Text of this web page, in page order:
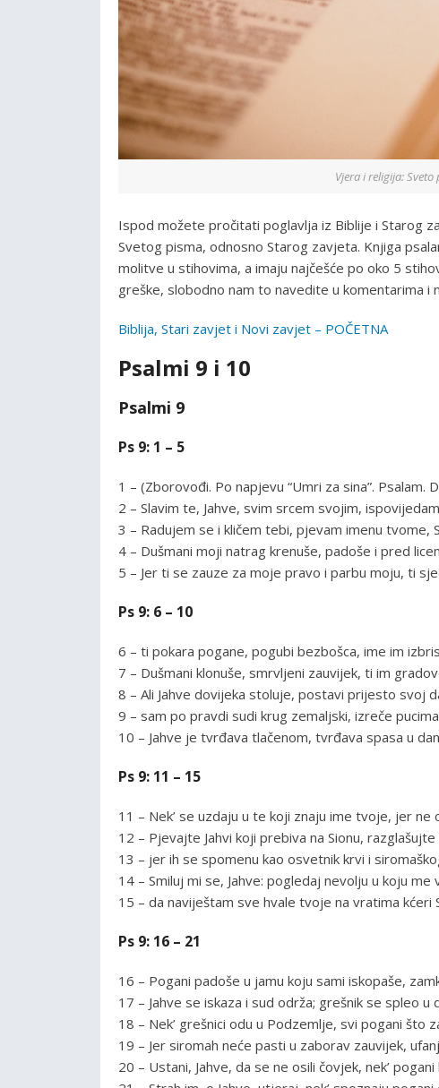
Vjera i religija:
Ispod možete pročitati poglavlja iz Biblije i Starog
Svetog pisma, odnosno Starog zavjeta. Knjiga
molitve u stihovima, a imaju najčešće po oko 5
greške, slobodno nam to navedite u komentarima
Biblija, Stari zavjet i Novi zavjet – POČETNA
Psalmi 9 i 10
Psalmi 9
Ps 9: 1 – 5
1 – (Zborovođi. Po napjevu “Umri za sina”. Psalam.
2 – Slavim te, Jahve, svim srcem svojim,
3 – Radujem se i kličem tebi, pjevam imenu tvome,
4 – Dušmani moji natrag krenuše, padoše i pred
5 – Jer ti se zauze za moje pravo i parbu moju, ti
Ps 9: 6 – 10
6 – ti pokara pogane, pogubi bezbošca, ime im
7 – Dušmani klonuše, smrvljeni zauvijek, ti im
8 – Ali Jahve dovijeka stoluje, postavi prijesto svoj
9 – sam po pravdi sudi krug zemaljski, izreče
10 – Jahve je tvrđava tlačenom, tvrđava spasa u
Ps 9: 11 – 15
11 – Nek’ se uzdaju u te koji znaju ime tvoje, jer
12 – Pjevajte Jahvi koji prebiva na Sionu,
13 – jer ih se spomenu kao osvetnik krvi i
14 – Smiluj mi se, Jahve: pogledaj nevolju u koju
15 – da naviještam sve hvale tvoje na vratima
Ps 9: 16 – 21
16 – Pogani padoše u jamu koju sami iskopaše,
17 – Jahve se iskaza i sud održa; grešnik se spleo u
18 – Nek’ grešnici odu u Podzemlje, svi pogani što
19 – Jer siromah neće pasti u zaborav zauvijek,
20 – Ustani, Jahve, da se ne osili čovjek, nek’